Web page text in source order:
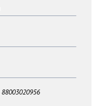
88003020956